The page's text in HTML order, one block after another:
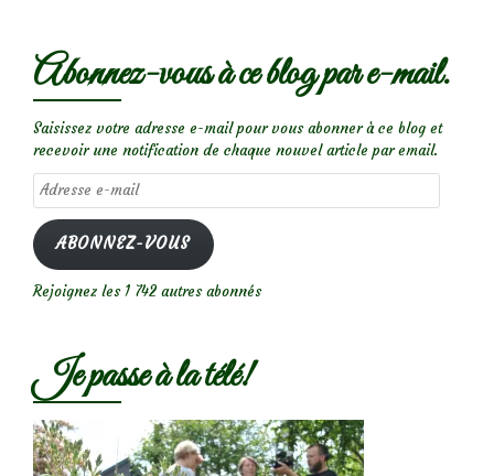
Abonnez-vous à ce blog par e-mail.
Saisissez votre adresse e-mail pour vous abonner à ce blog et
recevoir une notification de chaque nouvel article par email.
Adresse
e-
mail
ABONNEZ-VOUS
Rejoignez les 1 742 autres abonnés
Je passe à la télé!